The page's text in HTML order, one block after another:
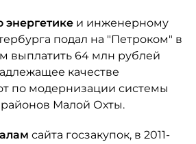
энергетике и инженерному
подал на "Петроком" в
выплатить 64 млн рублей
качестве
по модернизации системы
Малой Охты.
сайта госзакупок, в 2011-